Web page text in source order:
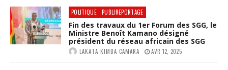
POLITIQUE PUBLIREPORTAGE
Fin des travaux du 1er Forum des SGG, le
Ministre Benoît Kamano désigné
président du réseau africain des SGG
LAKATA KIMBA CAMARA AVR 12, 2025